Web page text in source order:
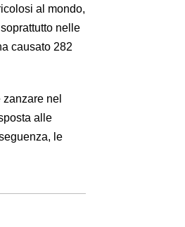
al mondo,
nelle
causato 282
nel
alle
le